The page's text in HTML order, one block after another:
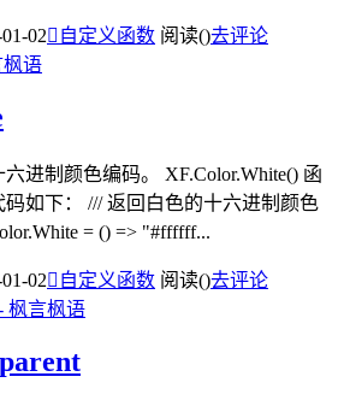
02 自定义函数 阅读()去评论
进制颜色编码。 XF.Color.White() 函
如下： /// 返回白色的十六进制颜色
= () => "#ffffff...
02 自定义函数 阅读()去评论